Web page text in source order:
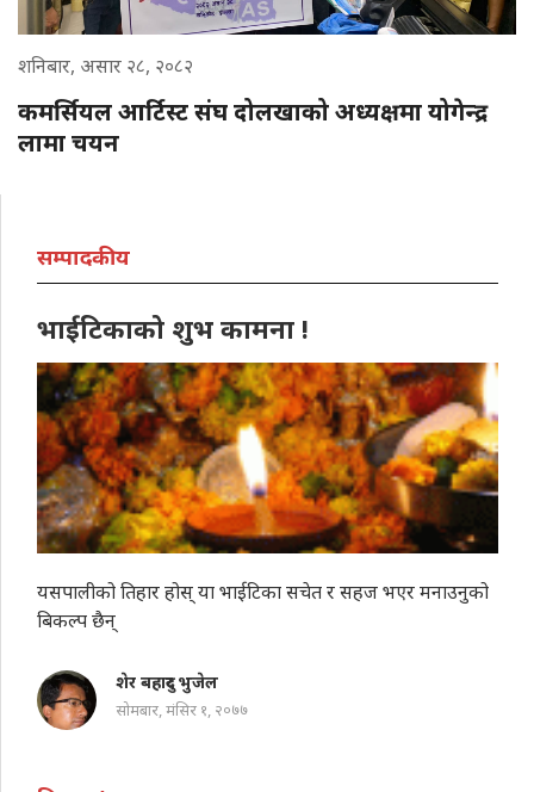
शनिबार, असार २८, २०८२
कमर्सियल आर्टिस्ट संघ दोलखाको अध्यक्षमा योगेन्द्र
लामा चयन
सम्पादकीय
भाईटिकाको शुभ कामना !
यसपालीको तिहार होस् या भाईटिका सचेत र सहज भएर मनाउनुको
बिकल्प छैन्
शेर बहादुर भुजेल
सोमबार, मंसिर १, २०७७